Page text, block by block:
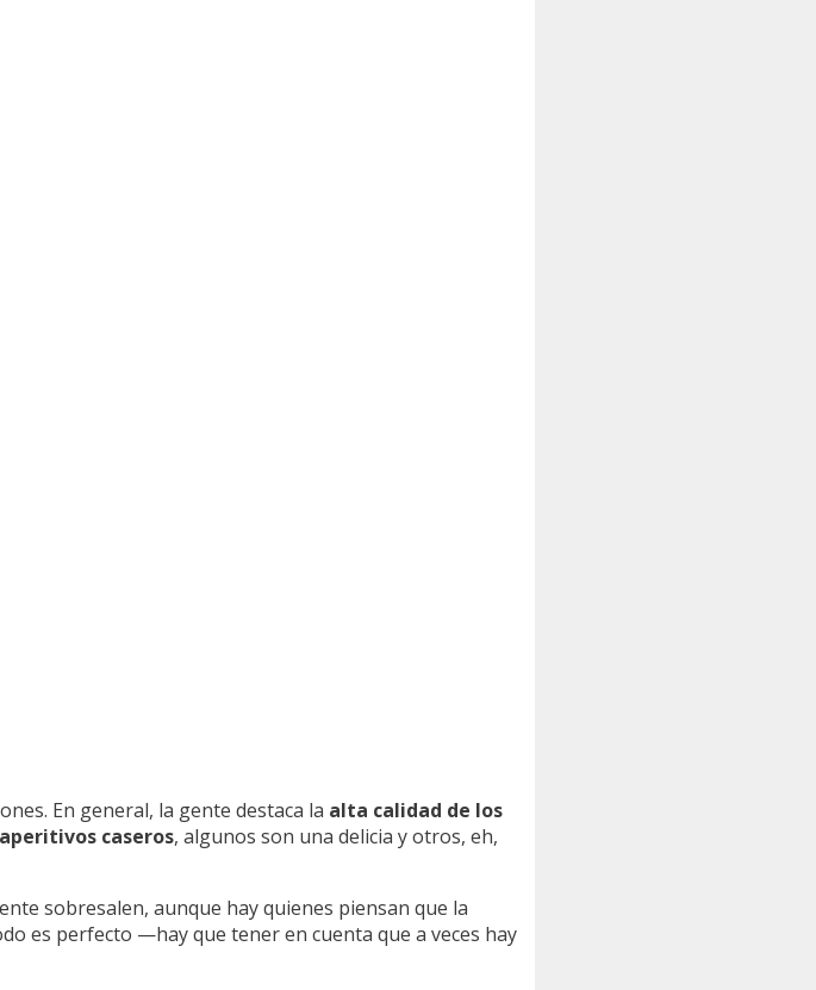
En general, la gente destaca la alta calidad de los
aperitivos caseros, algunos son una delicia y otros, eh,
sobresalen, aunque hay quienes piensan que la
es perfecto —hay que tener en cuenta que a veces hay